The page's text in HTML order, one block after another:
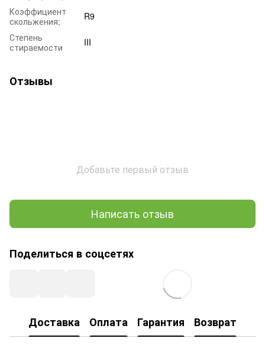
Коэффициент
скольжения;
R9
Степень
стираемости
III
Отзывы
Добавьте первый отзыв
Написать отзыв
Поделиться в соцсетях
Доставка Оплата Гарантия Возврат